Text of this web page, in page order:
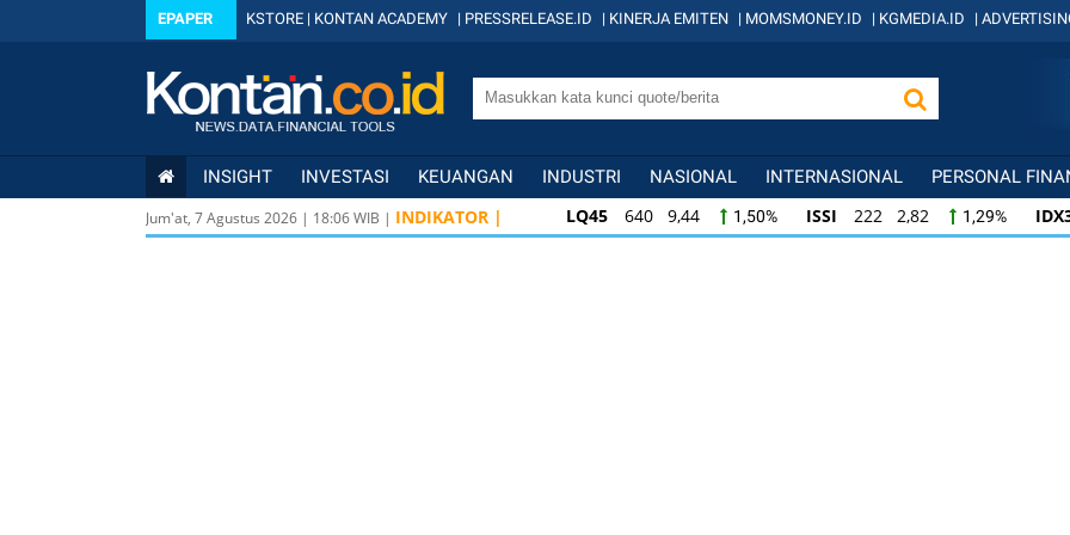
EPAPER KSTORE | KONTAN ACADEMY | PRESSRELEASE.ID | KINERJA EMITEN | MOMSMONEY.ID | KGMEDIA.ID |
INSIGHT INVESTASI KEUANGAN INDUSTRI NASIONAL INTERNASIONAL PERSONAL
Jum'at, 7 Agustus 2026 | 18:06WIB | INDIKATOR | LQ45 640 9,44 1,50% ISSI 222 2,82 1,29%
ISSI
222 2,82 1,29% IDX30 359 5,14 1,45%